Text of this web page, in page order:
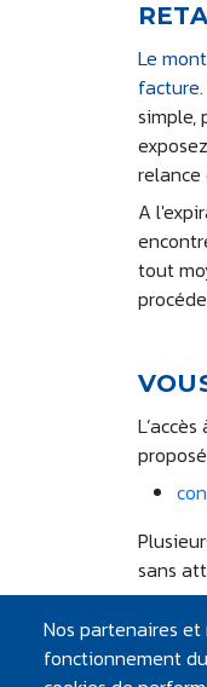
Le
facture.
simple,
A
tout
sans
Nos partenaires et
fonctionnement